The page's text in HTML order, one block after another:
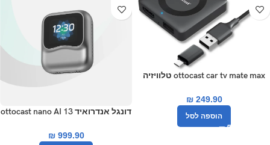
ottocast car tv mate max טלוויזיה
₪249.90
הוספה לסל
דונגל אנדרואיד 13 ottocast nano AI
₪999.90